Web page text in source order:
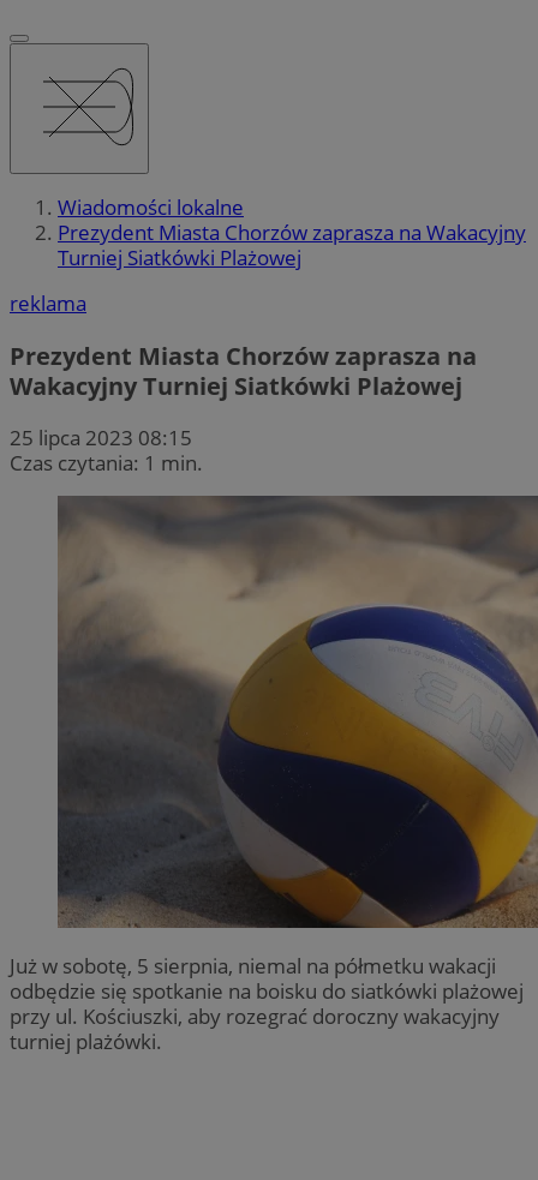
Wiadomości lokalne
Prezydent Miasta Chorzów zaprasza na Wakacyjny
Turniej Siatkówki Plażowej
reklama
Prezydent Miasta Chorzów zaprasza na
Wakacyjny Turniej Siatkówki Plażowej
25 lipca 2023 08:15
Czas czytania: 1 min.
Już w sobotę, 5 sierpnia, niemal na półmetku wakacji
odbędzie się spotkanie na boisku do siatkówki plażowej
przy ul. Kościuszki, aby rozegrać doroczny wakacyjny
turniej plażówki.